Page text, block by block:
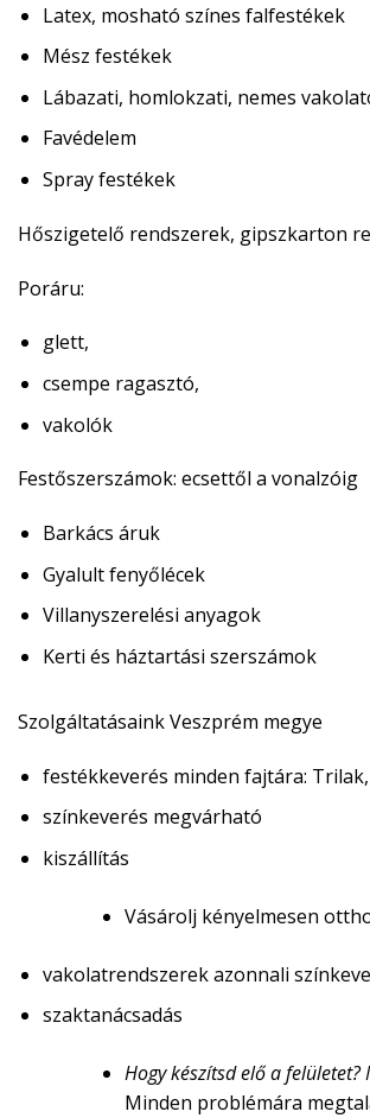
Latex, mosható színes falfestékek
Mész festékek
Lábazati, homlokzati, nemes
Favédelem
Spray festékek
Hőszigetelő rendszerek, gipszkarton
Poráru:
glett,
csempe ragasztó,
vakolók
Festőszerszámok: ecsettől a vonalzóig
Barkács áruk
Gyalult fenyőlécek
Villanyszerelési anyagok
Kerti és háztartási szerszámok
Szolgáltatásaink Veszprém megye
festékkeverés minden fajtára:
színkeverés megvárható
kiszállítás
Vásárolj kényelmesen
vakolatrendszerek azonnali
szaktanácsadás
Hogy készítsd elő a felületet?
Minden problémára